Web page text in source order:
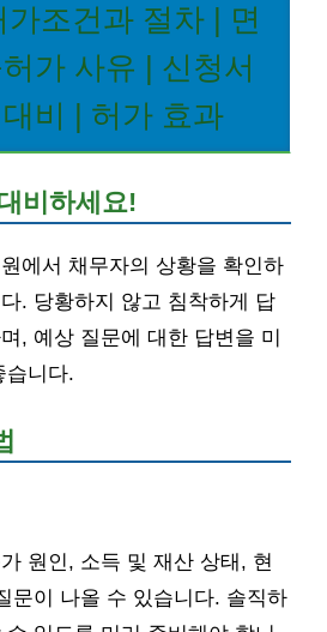
조건과 절차 | 면
가 사유 | 신청서
비 | 허가 효과
비하세요!
에서 채무자의 상황을 확인하
. 당황하지 않고 침착하게 답
, 예상 질문에 대한 답변을 미
습니다.
원인, 소득 및 재산 상태, 현
문이 나올 수 있습니다. 솔직하